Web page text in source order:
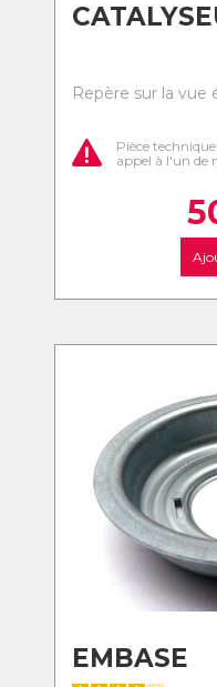
Repère sur la vue
Pièce
appel à l'un de
EMBASE